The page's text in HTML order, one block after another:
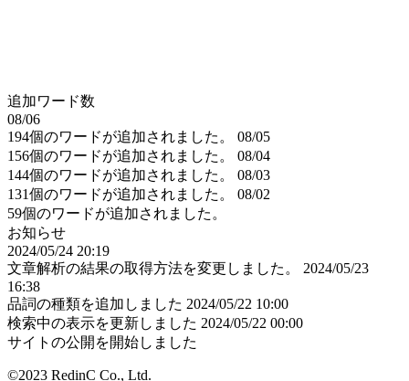
追加ワード数
08/06
194個のワードが追加されました。
08/05
156個のワードが追加されました。
08/04
144個のワードが追加されました。
08/03
131個のワードが追加されました。
08/02
59個のワードが追加されました。
お知らせ
2024/05/24 20:19
文章解析の結果の取得方法を変更しました。
2024/05/23
16:38
品詞の種類を追加しました 2024/05/22 10:00
検索中の表示を更新しました 2024/05/22 00:00
サイトの公開を開始しました
©2023 RedinC Co., Ltd.